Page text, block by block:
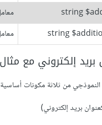
string
string
إلكتروني مع مثال
النموذجي من ثلاثة مكونات
بريد إلكتروني)